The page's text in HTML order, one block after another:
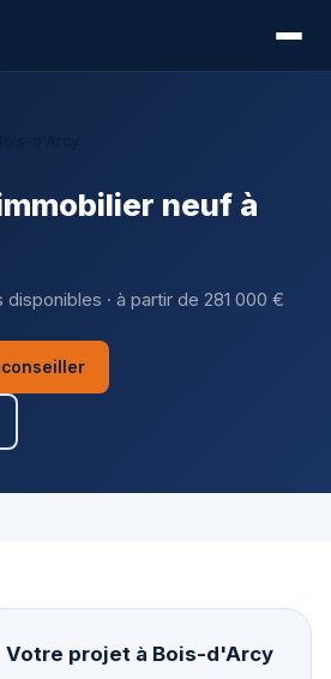
neuf à
disponibles · à partir de 281 000 €
conseiller
Votre projet à Bois-d'Arcy